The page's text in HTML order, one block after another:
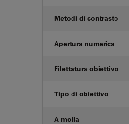
Metodi di contrasto
Apertura numerica
Filettatura obiettivo
Tipo di obiettivo
A molla